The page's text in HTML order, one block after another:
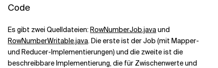
Code
Es gibt zwei Quelldateien:RowNumberJob.javaund
RowNumberWritable.java. Die erste ist der Job (mit Mapper-
und Reducer-Implementierungen) und die zweite ist die
beschreibbare Implementierung, die für Zwischenwerte und